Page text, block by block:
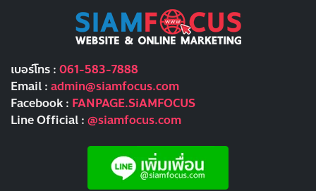
เบอร์โทร : 061-583-7888
Email : admin@siamfocus.com
Facebook : FANPAGE.SiAMFOCUS
Line Official : @siamfocus.com